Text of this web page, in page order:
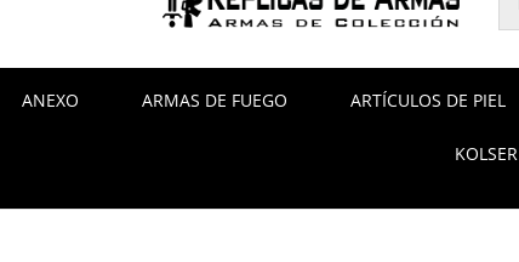
ANEXO ARMAS DE FUEGO ARTÍCULOS DE PIEL
KOLSER